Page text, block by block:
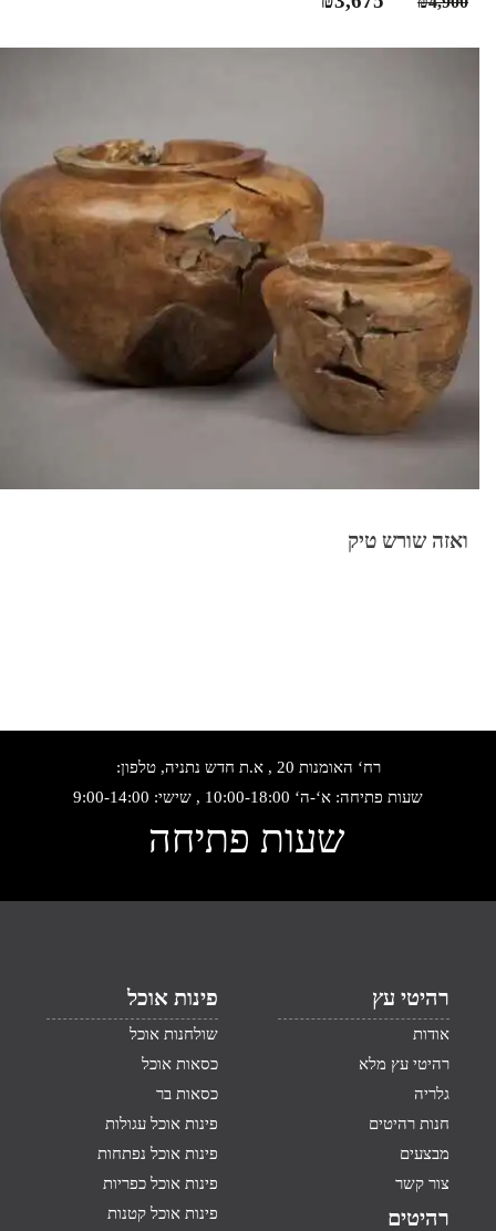
היה:
הוא:
ואזה שורש טיק
רח‘ האומנות 20 , א.ת חדש נתניה, טלפון:
שעות פתיחה: א‘-ה‘ 10:00-18:00 , שישי: 9:00-14:00
שעות פתיחה
רהיטי עץ
אודות
רהיטי עץ מלא
גלריה
חנות רהיטים
מבצעים
צור קשר
רהיטים
פינות אוכל
שולחנות אוכל
כסאות אוכל
כסאות בר
פינות אוכל עגולות
פינות אוכל נפתחות
פינות אוכל כפריות
פינות אוכל קטנות